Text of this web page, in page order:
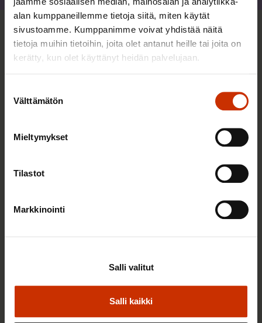
alan kumppaneillemme tietoja siitä, miten käytät
sivustoamme. Kumppanimme voivat yhdistää näitä
tietoja muihin tietoihin, joita olet antanut heille tai joita on
kerätty, kun olet käyttänyt heidän palvelujaan.
valinta
Välttämätön
Mieltymykset
Tilastot
Markkinointi
Salli kaikki
Salli valitut
Sinua saattaa myös kiinnostaa
3.6.2026 13:34
TASA-ARVO JA YHDENVERTAISUUS